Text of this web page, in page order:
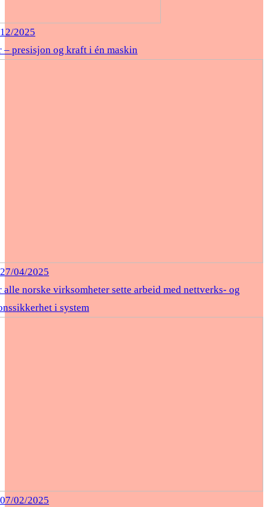
2025
– presisjon og kraft i én maskin
27/04/2025
alle norske virksomheter sette arbeid med nettverks- og
i system
07/02/2025